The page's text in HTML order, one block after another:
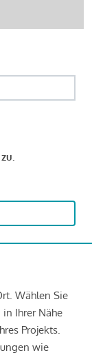
zu.
Wählen Sie
Ihrer Nähe
Projekts.
wie